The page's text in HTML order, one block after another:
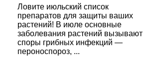
Ловите июльский список
препаратов для защиты ваших
растений! В июле основные
заболевания растений вызывают
споры грибных инфекций —
пероноспороз, ...